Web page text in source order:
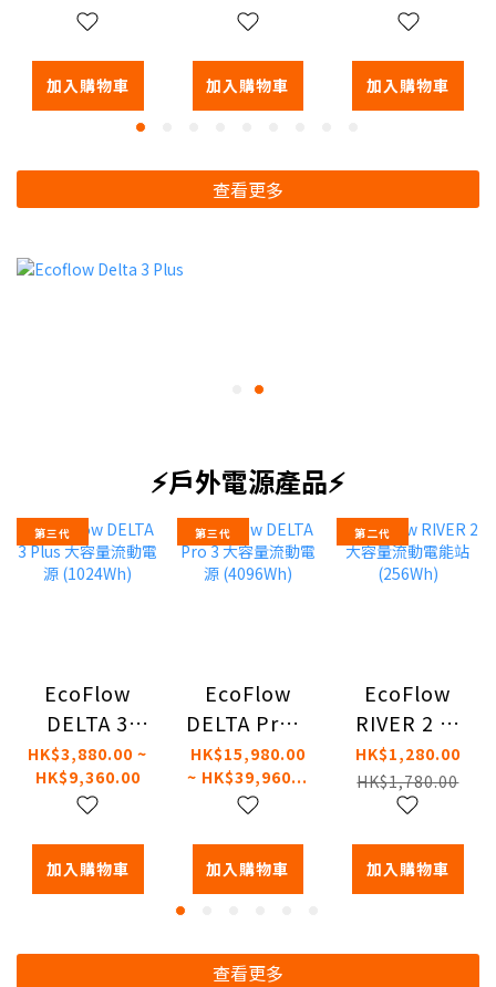
磁吸支架
加入購物車
架
加入購物車 加入購物車
查看更多
⚡戶外電源產品⚡
第三代
EcoFlow
DELTA 3
Plus 大容量
流動電源
(1024Wh)
HK$3,880.00 ~
HK$9,360.00
加入購物車
第三代
EcoFlow
DELTA Pro 3
大容量流動
電源
(4096Wh)
HK$15,980.00
~ HK$39,960...
加入購物車
第二代
EcoFlow
RIVER 2 大
容量流動電
能站
(256Wh)
HK$1,280.00
HK$1,780.00
加入購物車
查看更多